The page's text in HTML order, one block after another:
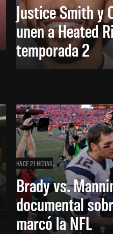
Justice Smith y
unen a Heated
temporada 2
HACE 21 HORAS
Brady vs.
documental
marcó la NFL